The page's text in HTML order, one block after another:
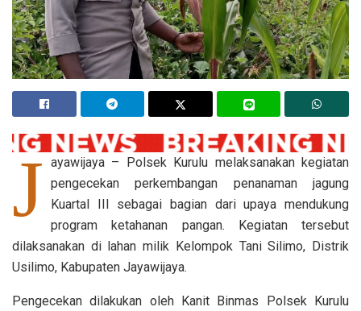
J ayawijaya – Polsek Kurulu melaksanakan kegiatan
pengecekan perkembangan penanaman jagung
Kuartal III sebagai bagian dari upaya mendukung
program ketahanan pangan. Kegiatan tersebut
dilaksanakan di lahan milik Kelompok Tani Silimo, Distrik
Usilimo, Kabupaten Jayawijaya.
Pengecekan dilakukan oleh Kanit Binmas Polsek Kurulu